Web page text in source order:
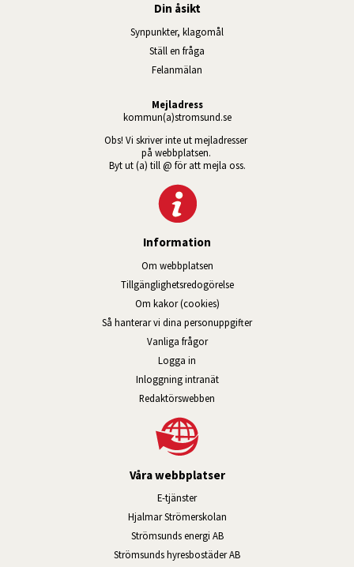
Din åsikt
Synpunkter, klagomål
Ställ en fråga
Felanmälan
Mejladress
kommun(a)stromsund.se
Obs! Vi skriver inte ut mejladresser
på webbplatsen.
Byt ut (a) till @ för att mejla oss.
Information
Om webbplatsen
Tillgänglig­hets­redo­görelse
Om kakor (cookies)
Så hanterar vi dina personuppgifter
Vanliga frågor
Logga in
Inloggning intranätÖppnas i nytt fönster.
Redaktörswebben
Våra webbplatser
E-tjänsterLänk till annan webbplats, öppnas i
Hjalmar StrömerskolanLänk till annan webbplats,
Strömsunds energi ABLänk till annan webbplats,
Strömsunds hyresbostäder ABLänk till annan